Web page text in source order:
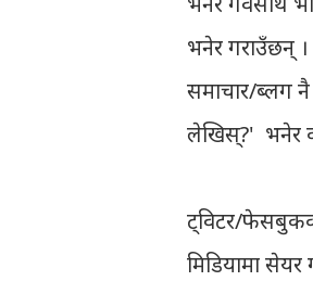
भनेर गराउँछन्
समाचार/ब्लग
लेखिस्?' भनेर
ट्विटर/
मिडियामा